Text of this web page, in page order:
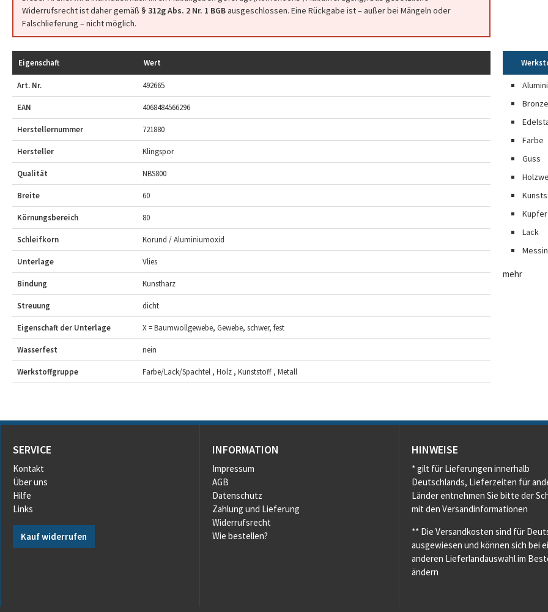
Widerrufsrecht ist daher gemäß § 312g Abs. 2 Nr. 1 BGBausgeschlossen. Eine Rückgabe ist – außer bei Mängeln oder
Falschlieferung – nicht möglich.
Eigenschaft Wert
Art. Nr. 492665
EAN 4068484566296
Herstellernummer 721880
Hersteller Klingspor
Qualität NBS800
Breite 60
Körnungsbereich 80
Schleifkorn Korund / Aluminiumoxid
Unterlage Vlies
Bindung Kunstharz
Streuung dicht
Eigenschaft der Unterlage X = Baumwollgewebe, Gewebe, schwer, fest
Wasserfest nein
Werkstoffgruppe Farbe/Lack/Spachtel , Holz , Kunststoff , Metall
Farbe
Guss
Kupfer
Lack
mehr
SERVICE
Kontakt
Über uns
Hilfe
Links
Kauf widerrufen
INFORMATION
Impressum
AGB
Datenschutz
Zahlung und Lieferung
Widerrufsrecht
Wie bestellen?
HINWEISE
* gilt für Lieferungen innerhalb
Deutschlands, Lieferzeiten für
Länder entnehmen Sie bitte der
mit den Versandinformationen
** Die Versandkosten sind für
ausgewiesen und können sich bei
anderen Lieferlandauswahl im
ändern